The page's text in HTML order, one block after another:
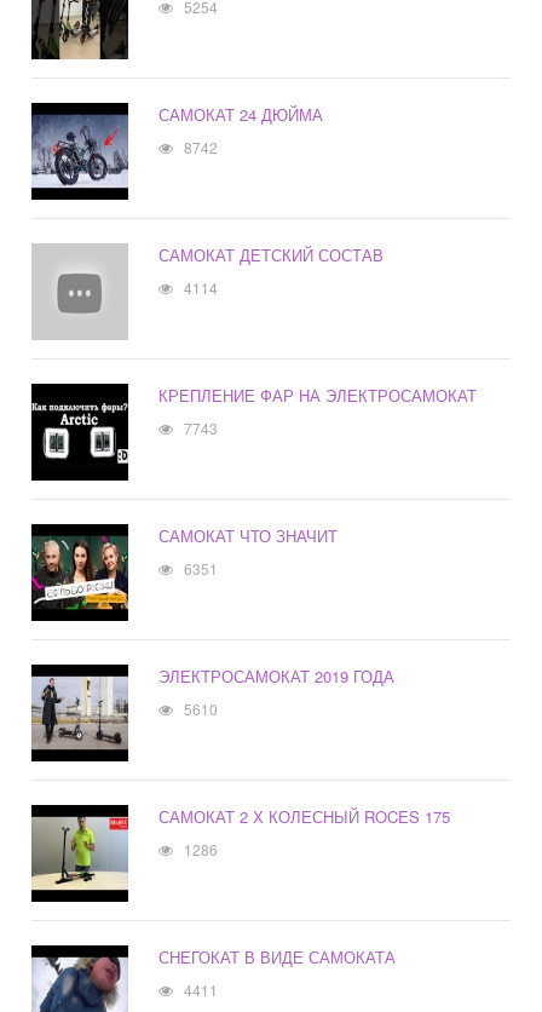
5254
САМОКАТ 24 ДЮЙМА
8742
САМОКАТ ДЕТСКИЙ СОСТАВ
4114
КРЕПЛЕНИЕ ФАР НА ЭЛЕКТРОСАМОКАТ
7743
САМОКАТ ЧТО ЗНАЧИТ
6351
ЭЛЕКТРОСАМОКАТ 2019 ГОДА
5610
САМОКАТ 2 Х КОЛЕСНЫЙ ROCES 175
1286
СНЕГОКАТ В ВИДЕ САМОКАТА
4411